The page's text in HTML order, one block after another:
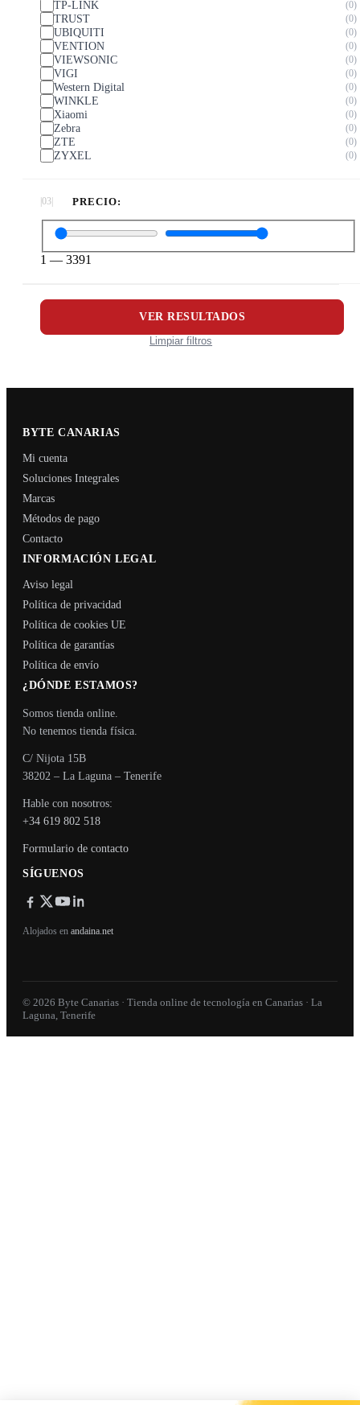
TP-LINK 0
TRUST 0
UBIQUITI 0
VENTION 0
VIEWSONIC 0
VIGI 0
Western Digital 0
WINKLE 0
Xiaomi 0
Zebra 0
ZTE 0
ZYXEL 0
PRECIO:
1 — 3391
Limpiar filtros
VER RESULTADOS
BYTE CANARIAS
Mi cuenta
Soluciones Integrales
Marcas
Métodos de pago
Contacto
INFORMACIÓN LEGAL
Aviso legal
Política de privacidad
Política de cookies UE
Política de garantías
Política de envío
¿DÓNDE ESTAMOS?
Somos tienda online.
No tenemos tienda física.
C/ Nijota 15B
38202 – La Laguna – Tenerife
Hable con nosotros:
+34 619 802 518
Formulario de contacto
SÍGUENOS
Alojados en andaina.net
© 2026 Byte Canarias · Tienda online de tecnología en Canarias · La
Laguna, Tenerife